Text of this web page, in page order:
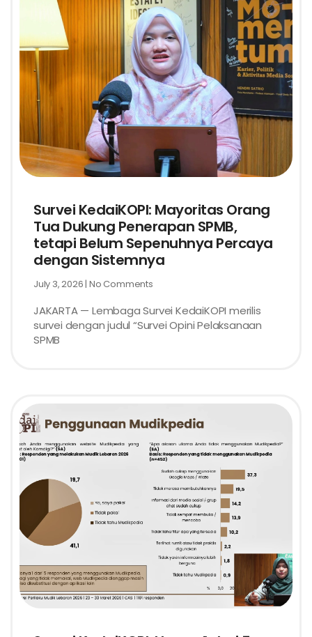
Survei KedaiKOPI: Mayoritas Orang
Tua Dukung Penerapan SPMB,
tetapi Belum Sepenuhnya Percaya
dengan Sistemnya
July 3, 2026 No Comments
JAKARTA — Lembaga Survei KedaiKOPI merilis
survei dengan judul “Survei Opini Pelaksanaan
SPMB